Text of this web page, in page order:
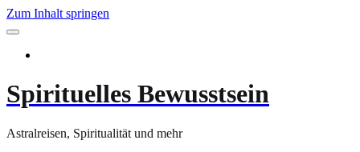
Zum Inhalt springen
Spirituelles Bewusstsein
Astralreisen, Spiritualität und mehr